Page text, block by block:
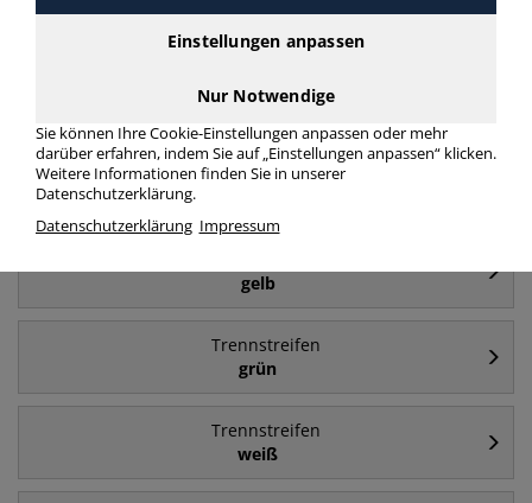
Trennstreifen
Trennstreifen
gelb
Trennstreifen
grün
Trennstreifen
weiß
Einstellungen anpassen
Nur Notwendige
Sie können Ihre Cookie-Einstellungen anpassen oder mehr
darüber erfahren, indem Sie auf „Einstellungen anpassen“ klicken.
Weitere Informationen finden Sie in unserer
Datenschutzerklärung.
Datenschutzerklärung Impressum